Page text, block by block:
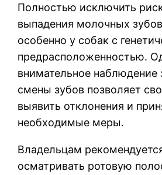
Полностью исключить
выпадения молочных
особенно у собак с
предрасположенностью.
внимательное наблюдение
смены зубов позволяет
выявить отклонения и
необходимые меры.
Владельцам
осматривать ротовую